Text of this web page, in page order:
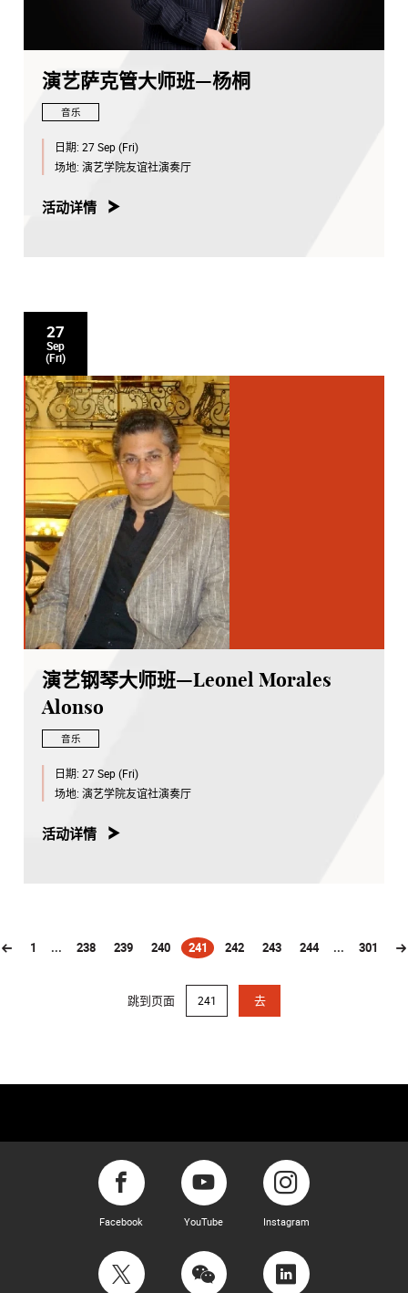
演艺萨克管大师班—杨桐
音乐
日期: 27 Sep (Fri)
场地: 演艺学院友谊社演奏厅
活动详情
27
Sep
(Fri)
演艺钢琴大师班—Leonel Morales
Alonso
音乐
日期: 27 Sep (Fri)
场地: 演艺学院友谊社演奏厅
活动详情
1 ... 238 239 240 241
(current)242 243 244 ... 301
跳到页面 去
Facebook YouTube Instagram